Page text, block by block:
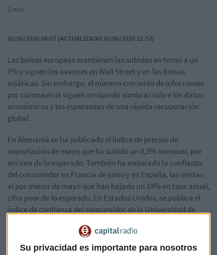
Su privacidad es importante para nosotros
2 min
26/06/2020 08:07 (ACTUALIZADO 26/06/2020 12:57)
Las bolsas europeas mantienen las subidas en torno a un
1% y siguen los avances en Wall Street y en las bolsas
asiáticas. Sin embargo, el número creciente de infecciones
por coronavirus siguen arrojando sombras sobre los datos
económicos y las esperanzas de una rápida recuperación
global.
En Alemania se ha publicado el índice de precios de
importación de mayo que ha subido un 0,3% mensual, por
encima de lo esperado. También ha mejorado la confianza
del consumidor en Francia de junio y en España, las ventas
al por menor de mayo que han bajado un 19% en tasa anual,
cifra peor de lo esperado. En Estados Unidos, se publica el
índice de confianza del consumidor de la Universidad de
Protagonistas empresariales